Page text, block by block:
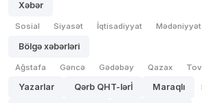
Xəbər
Sosial Siyasət İqtisadiyyat Mədəniyyət
Bölgə xəbərləri
Ağstafa Gəncə Gədəbəy Qazax
Yazarlar Qərb QHT-lərİ Maraqlı